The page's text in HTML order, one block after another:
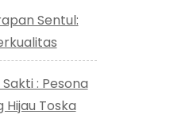
Sentul:
: Pesona
Toska